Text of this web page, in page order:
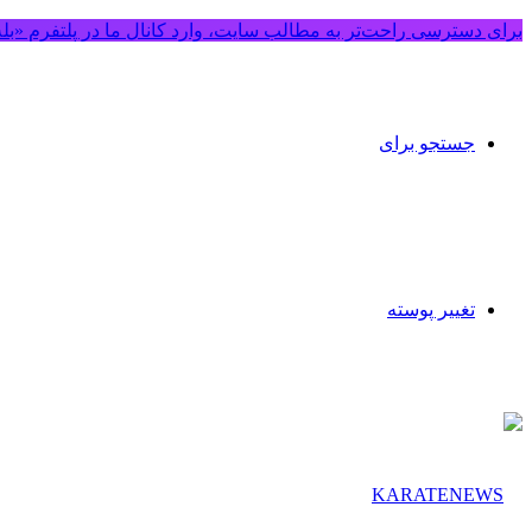
برای دسترسی راحت‌تر به مطالب سایت، وارد کانال ما در پلتفرم
جستجو برای
تغییر پوسته